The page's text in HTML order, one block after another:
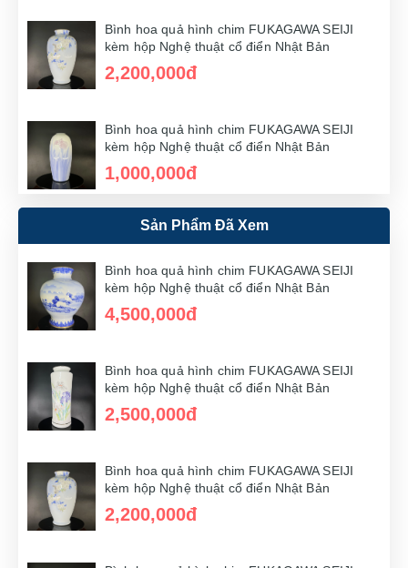
Bình hoa quả hình chim FUKAGAWA SEIJI
kèm hộp Nghệ thuật cổ điển Nhật Bản
2,200,000đ
Bình hoa quả hình chim FUKAGAWA SEIJI
kèm hộp Nghệ thuật cổ điển Nhật Bản
1,000,000đ
Bình hoa quả hình chim FUKAGAWA SEIJI
kèm hộp Nghệ thuật cổ điển Nhật Bản
5,000,000đ
1,700,000đ
2,000,000đ
Sản Phẩm Đã Xem
Bình hoa quả hình chim FUKAGAWA SEIJI
kèm hộp Nghệ thuật cổ điển Nhật Bản
4,500,000đ
Bình hoa quả hình chim FUKAGAWA SEIJI
kèm hộp Nghệ thuật cổ điển Nhật Bản
2,500,000đ
Bình hoa quả hình chim FUKAGAWA SEIJI
kèm hộp Nghệ thuật cổ điển Nhật Bản
2,200,000đ